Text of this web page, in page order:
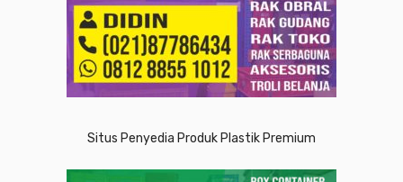
Situs Penyedia Produk Plastik Premium